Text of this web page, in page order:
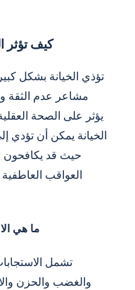
كيف تؤثر
تؤذي الخيانة بشكل
مشاعر عدم الثقة
يؤثر على الصحة
الخيانة يمكن أن تؤدي
حيث قد يكافحون
العواقب
ما هي
تشمل
والغضب والحزن